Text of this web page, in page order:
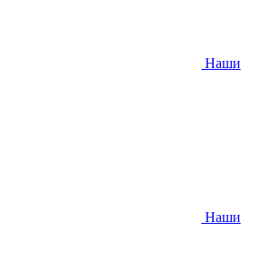
Наши
Наши